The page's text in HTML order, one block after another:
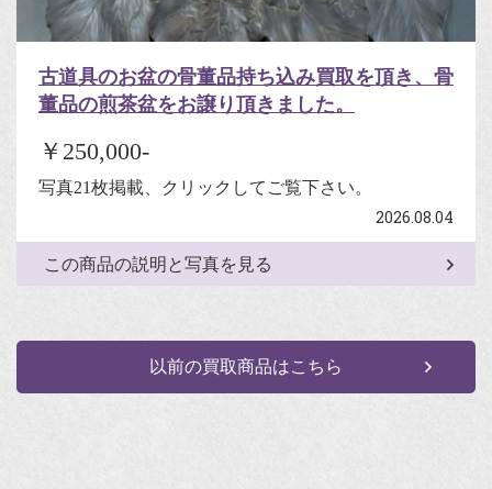
古道具のお盆の骨董品持ち込み買取を頂き、骨
董品の煎茶盆をお譲り頂きました。
￥250,000-
写真21枚掲載、クリックしてご覧下さい。
2026.08.04
この商品の説明と写真を見る
以前の買取商品はこちら